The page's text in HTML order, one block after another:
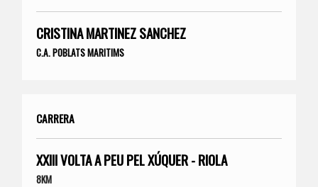
CRISTINA MARTINEZ SANCHEZ
C.A. POBLATS MARITIMS
CARRERA
XXIII VOLTA A PEU PEL XÚQUER - RIOLA
8KM